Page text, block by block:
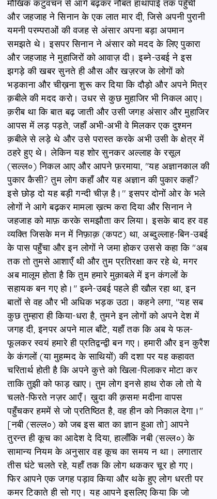
मौखिक कटुवचन से आगे बढ़कर नौबत हाथापाई तक पहुँची
और जहजाह ने सिनान के एक लात मार दी, जिसे अपनी पुरानी
यमनी परम्पराओं की वजह से अंसार अपना बड़ा अपमान
समझते थे। इसपर सिनान ने अंसार को मदद के लिए पुकारा
और जहजाह ने मुहाजिरों को आवाज़ दी। इब्‍ने-उबई ने इस
झगड़े की खबर सुनते ही औस और खज़रज के लोगों को
भड़काना और चीख़ना शुरू कर दिया कि दौड़ो और अपने मित्र
क़बीले की मदद करो। उधर से कुछ मुहाजिर भी निकल आए।
क़रीब था कि बात बढ़ जाती और उसी जगह अंसार और मुहाजिर
आपस में लड़ पड़ते, जहाँ अभी-अभी वे मिलकर एक दुश्मन
क़बीले से लड़े थे और उसे परास्त करके अभी उसी के क्षेत्र में
ठहरे हुए थे। लेकिन यह शोर सुनकर अल्लाह के रसूल
(सल्ल०) निकल आए और आपने फ़रमाया, "यह अज्ञानकाल की
पुकार कैसी? तुम लोग कहाँ और यह अज्ञान की पुकार कहाँ?
इसे छोड़ दो यह बड़ी गन्दी चीज़ है।'' इसपर दोनों ओर के भले
लोगों ने आगे बढ़कर मामला ख़त्म करा दिया और सिनान ने
जहजाह को माफ़ करके समझौता कर लिया। इसके बाद हर वह
व्यक्ति जिसके मन में निफ़ाक़ (कपट) था, अब्दुल्लाह-बिन-उबई
के पास पहुँचा और इन लोगों ने जमा होकर उससे कहा कि "अब
तक तो तुमसे आशाएँ थी और तुम प्रतिरक्षा कर रहे थे, मगर
अब मालूम होता है कि तुम हमारे मुक़ाबले में इन कंगलों के
सहायक बन गए हो।" इब्‍ने-उबई पहले ही खौल रहा था, इन
बातों से वह और भी अधिक भड़क उठा। कहने लगा, "यह सब
कुछ तुम्हारा ही किया-धरा है, तुमने इन लोगों को अपने देश में
जगह दी, इनपर अपने माल बाँटे, यहाँ तक कि अब ये फल-
फूलकर स्वयं हमारे ही प्रतिद्वन्द्वी बन गए। हमारी और इन कुरैश
के कंगलों (या मुहम्मद के साथियों) की दशा पर यह कहावत
चरितार्थ होती है कि अपने कुत्ते को खिला-पिलाकर मोटा कर
ताकि तुझी को फाड़ खाए। तुम लोग इनसे हाथ रोक लो तो ये
चलते-फिरते नज़र आएँ। ख़ुदा की क़सम! मदीना वापस
पहुँचकर हममें से जो प्रतिष्ठित है, वह हीन को निकाल देगा।"
[नबी (सल्ल०) को जब इस बात का ज्ञान हुआ तो] आपने
तुरन्त ही कूच का आदेश दे दिया, हालाँकि नबी (सल्ल०) के
सामान्य नियम के अनुसार वह कूच का समय न था। लगातार
तीस घंटे चलते रहे, यहाँ तक कि लोग थककर चूर हो गए।
फिर आपने एक जगह पड़ाव किया और थके हुए लोग धरती पर
कमर टिकाते ही सो गए। यह आपने इसलिए किया कि जो